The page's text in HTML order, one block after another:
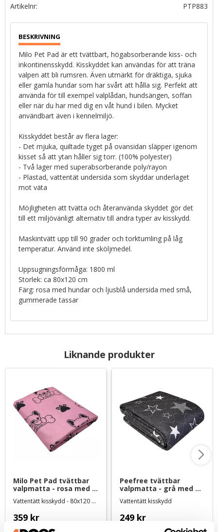
Artikelnr
PTP883
Milo Pet Pad är ett tvättbart, högabsorberande kiss- och
inkontinensskydd. Kisskyddet kan användas för att träna
valpen att bli rumsren. Även utmärkt för dräktiga, sjuka
eller gamla hundar som har svårt att hålla sig. Perfekt att
använda för till exempel valplådan, hundsängen, soffan
eller när du har med dig en våt hund i bilen. Mycket
användbart även i kennelmiljö.
Kisskyddet består av flera lager:
- Det mjuka, quiltade tyget på ovansidan släpper igenom
kisset så att ytan håller sig torr. (100% polyester)
- Två lager med superabsorberande poly/rayon
- Plastad, vattentät undersida som skyddar underlaget
mot väta
Möjligheten att tvätta och återanvända skyddet gör det
till ett miljövänligt alternativ till andra typer av kisskydd.
Maskintvätt upp till 90 grader och torktumling på låg
temperatur. Använd inte sköljmedel.
Uppsugningsförmåga: 1800 ml
Storlek: ca 80x120 cm
Färg: rosa med hundar och ljusblå undersida med små,
gummerade tassar
Liknande produkter
Milo Pet Pad tvättbar
valpmatta - rosa med
mönster
Vattentätt kisskydd - 80x120 cm
359 kr
Peefree tvättbar
valpmatta - grå med
vita stjärnor - 70x50 cm
Vattentätt kisskydd
249 kr